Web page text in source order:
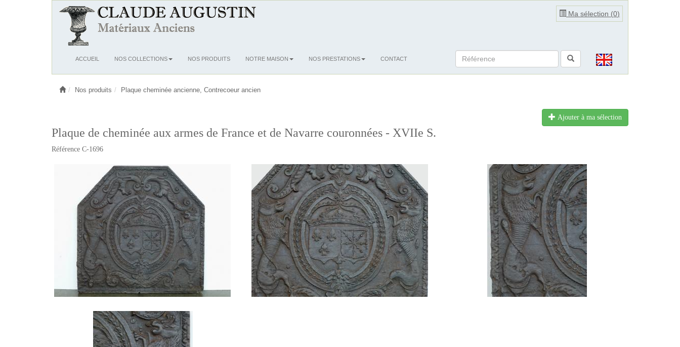
Ma sélection (0)
OuvrirACCUEIL NOS COLLECTIONS NOS PRODUITS NOTRE MAISON NOS PRESTATIONS CONTACT
Nos produits Plaque cheminée ancienne, Contrecoeur ancien
Ajouter à ma sélection
Plaque de cheminée aux armes de France et de Navarre couronnées - XVIIe S.
Référence C-1696